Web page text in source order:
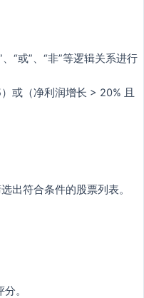
“或”、“非”等逻辑关系进行
或（净利润增长 > 20% 且
出符合条件的股票列表。
。